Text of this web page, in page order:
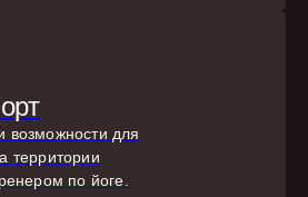
возможности для
территории
по йоге.